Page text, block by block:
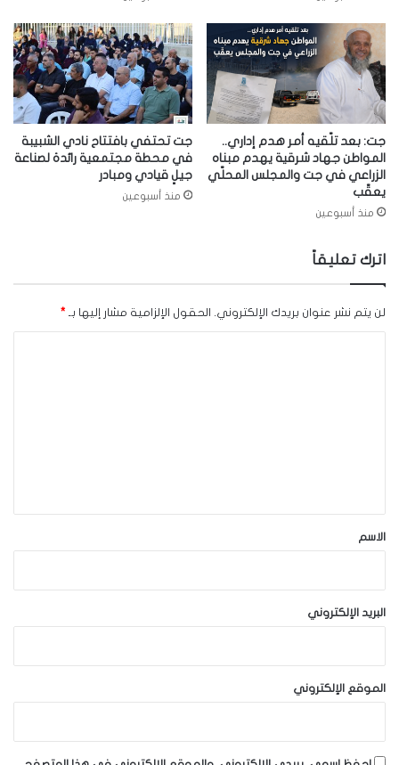
جت: بعد تلّقيه أمر هدم إداري..
المواطن جهاد شرقية يهدم مبناه
الزراعي في جت والمجلس المحلّي
يعقّب
منذ أسبوعين
جت تحتفي بافتتاح نادي الشبيبة
في محطة مجتمعية رائدة لصناعة
جيلٍ قيادي ومبادر
منذ أسبوعين
اترك تعليقاً
لن يتم نشر عنوان بريدك الإلكتروني. الحقول الإلزامية مشار إليها بـ *
*الاسم
البريد الإلكتروني
الموقع الإلكتروني